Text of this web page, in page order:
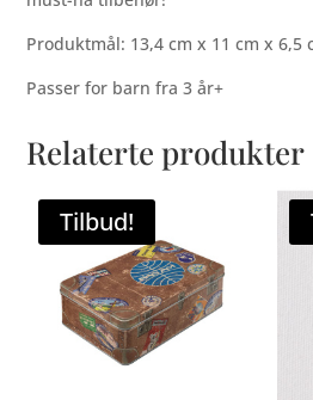
Produktmål: 13,4 cm x 11 cm x 6,5
Passer for barn fra 3 år+
Relaterte produkter
Tilbud!